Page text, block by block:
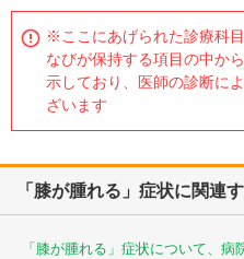
※ここにあげられた診療科
なびが保持する項目の中か
示しており、医師の診断に
ざいます
「膝が腫れる」症状に関連
「膝が腫れる」症状について、